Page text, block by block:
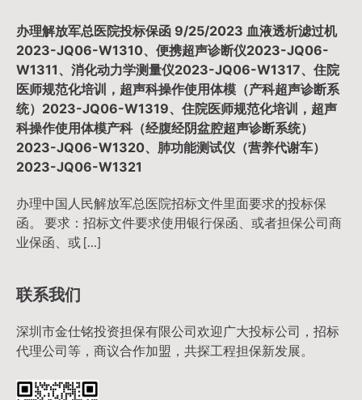
办理解放军总医院投标保函 9/25/2023 血液透析滤过机
2023-JQ06-W1310、便携超声诊断仪2023-JQ06-
W1311、消化动力学测量仪2023-JQ06-W1317、住院
医师规范化培训，超声科操作使用体模（产科超声诊断系
统）2023-JQ06-W1319、住院医师规范化培训，超声
科操作使用体模产科（经腹经阴盆腔超声诊断系统）
2023-JQ06-W1320、肺功能测试仪（营养代谢车）
2023-JQ06-W1321
办理中国人民解放军总医院招标文件里面要求的投标保
函。 要求：招标文件要求使用银行保函、或者担保公司商
业保函、或 […]
联系我们
深圳市金仕铭投资担保有限公司欢迎广大投标公司，招标
代理公司等，商议合作加盟，共探工程担保新发展。